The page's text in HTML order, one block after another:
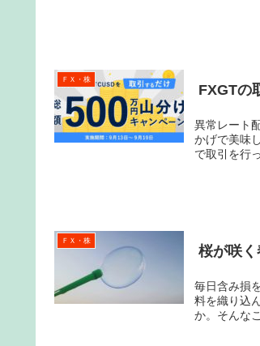
ＦＸ・株
FXGTの
異常レート配信してし
かげで美味しいキャンペー
で取引を行
ＦＸ・株
桜が咲く
毎日含み損を見ること1年は
料を織り込んでいるのか知らない
か。そんな